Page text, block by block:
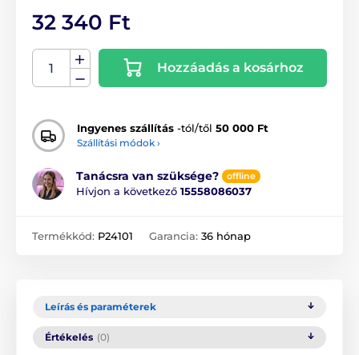
32 340 Ft
Hozzáadás a kosárhoz
Ingyenes szállítás -tól/től 50 000 Ft
Szállítási módok ›
Tanácsra van szüksége? offline
Hívjon a következő 15558086037
Termékkód: P24101 Garancia: 36 hónap
Leírás és paraméterek
Értékelés (0)